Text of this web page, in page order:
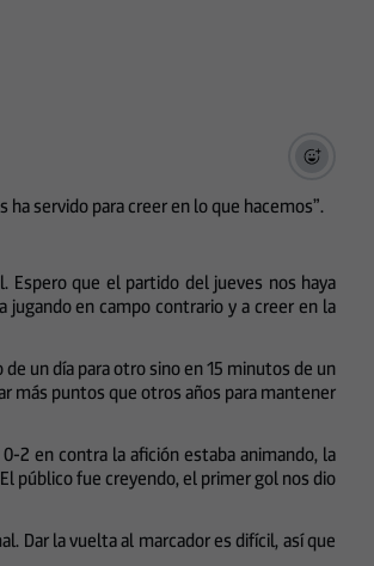
ha servido para creer en lo que hacemos”.
Espero que el partido del jueves nos haya
en campo contrario y a creer en la
un día para otro sino en 15 minutos de un
más puntos que otros años para mantener
2 en contra la afición estaba animando, la
público fue creyendo, el primer gol nos dio
Dar la vuelta al marcador es difícil, así que